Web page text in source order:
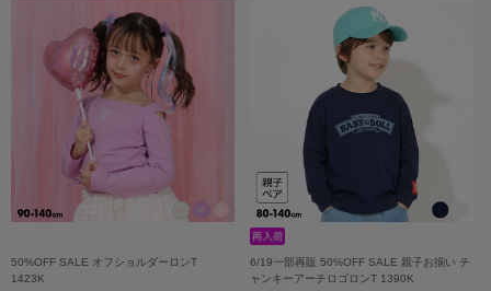
50%OFF SALE オフショルダーロンT
1423K
6/19一部再販 50%OFF SALE 親子お揃い チ
ャンキーアーチロゴロンT 1390K